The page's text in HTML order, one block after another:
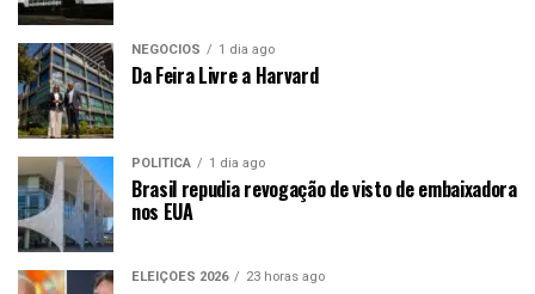
NEGÓCIOS 1 dia ago
Da Feira Livre a Harvard
POLÍTICA 1 dia ago
Brasil repudia revogação de visto de embaixadora
nos EUA
ELEIÇÕES 2026 23 horas ago